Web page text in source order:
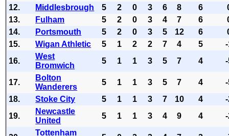
12.
Middlesbrough 5 2 0 3 6 8 6
13.
Fulham 5 2 0 3 4 7 6
14.
Portsmouth 5 2 0 3 5 12 6
15.
Wigan Athletic 5 1 2 2 7 4 5
16.
West
Bromwich
5 1 1 3 5 7 4
17.
Bolton
Wanderers
5 1 1 3 5 7 4
18.
Stoke City 5 1 1 3 7 10 4
19.
Newcastle
United
5 1 1 3 4 9 4
Tottenham